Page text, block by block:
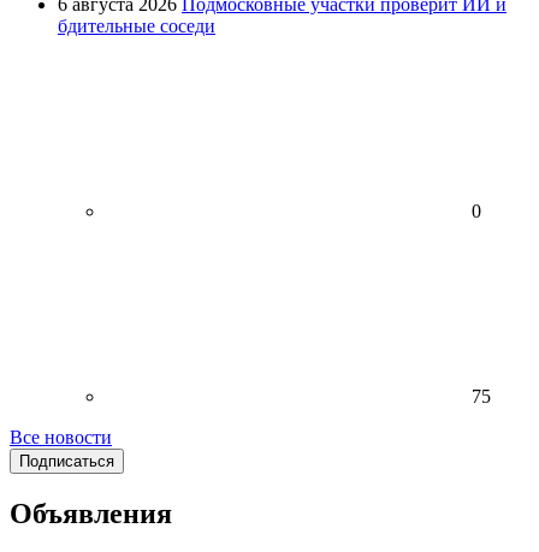
6 августа 2026
Подмосковные участки проверит ИИ и
бдительные соседи
0
75
Все новости
Подписаться
Объявления